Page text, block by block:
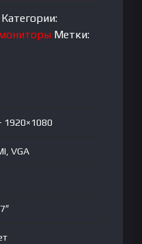
Категории:
Метки:
1920×1080
VGA